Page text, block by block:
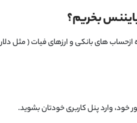
ازحساب های بانکی و ارزهای فیات ( مثل دلار